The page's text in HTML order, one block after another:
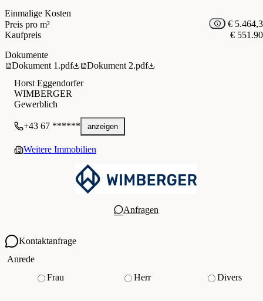
Einmalige Kosten
Preis pro m²
€
Kaufpreis
€
Dokumente
Dokument 1.pdf
Dokument 2.pdf
Horst Eggendorfer
WIMBERGER
Gewerblich
+43 67 ****** anzeigen
Weitere Immobilien
Anfragen
Kontaktanfrage
Ihre Kontaktdaten
Anrede
Frau
Herr
Divers